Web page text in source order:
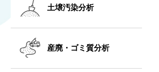
土壌汚染分析
産廃・ゴミ質分析